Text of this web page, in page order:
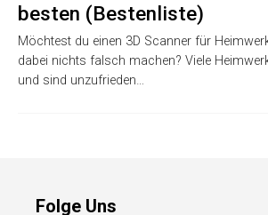
besten (Bestenliste)
Möchtest du einen 3D Scanner für
dabei nichts falsch machen? Viele
und sind unzufrieden…
Folge Uns